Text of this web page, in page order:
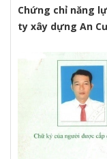
Chứng chỉ năng
ty xây dựng An